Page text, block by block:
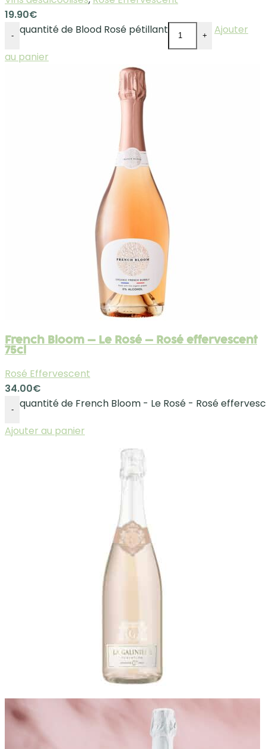
19.90€
- quantité de Blood Rosé pétillant +
Ajouter
au panier
French Bloom – Le Rosé – Rosé effervescent
75cl
Rosé Effervescent
34.00€
-
quantité de French Bloom - Le Rosé - Rosé
Ajouter au panier